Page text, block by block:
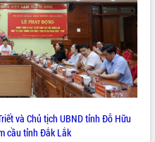
và Chủ tịch UBND tỉnh Đỗ Hữu
cầu tỉnh Đắk Lắk